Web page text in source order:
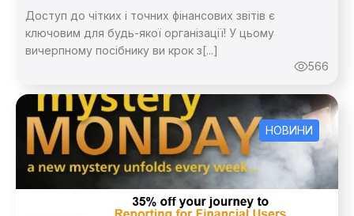
Доступ до чітких і точних фінансових звітів є
ключовим для будь-якої організації! У цьому
вичерпному посібнику ви крок з[...]
566
НОВИНИ